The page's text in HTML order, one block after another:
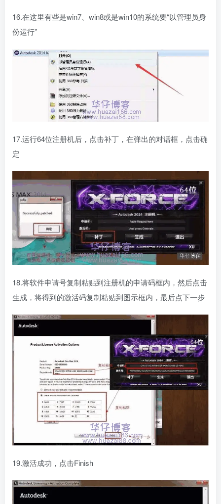
16.在这里有些是win7、win8或是win10的系统要“以管理员身
份运行”
17.运行64位注册机后，点击补丁，在弹出的对话框，点击确
定
18.将软件申请号复制粘贴到注册机的申请码框内，然后点击
生成，将得到的激活码复制粘贴到图示框内，最后点下一步
19.激活成功，点击Finish